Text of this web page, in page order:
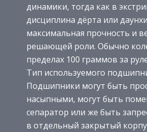
динамики, тогда как в
дисциплина дёрта или
максимальная прочность и
решающей роли. Обычно
пределах 100 граммов за
Тип используемого
Подшипники могут быть
насыпными, могут быть
сепаратор или же быть
в отдельный закрытый